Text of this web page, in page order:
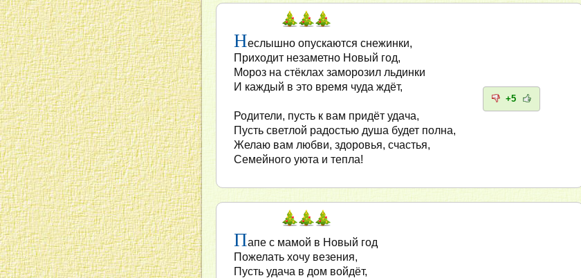
Неслышно опускаются снежинки,
Приходит незаметно Новый год,
Мороз на стёклах заморозил льдинки
И каждый в это время чуда ждёт,
Родители, пусть к вам придёт удача,
Пусть светлой радостью душа будет полна,
Желаю вам любви, здоровья, счастья,
Семейного уюта и тепла!
+5
Папе с мамой в Новый год
Пожелать хочу везения,
Пусть удача в дом войдёт,